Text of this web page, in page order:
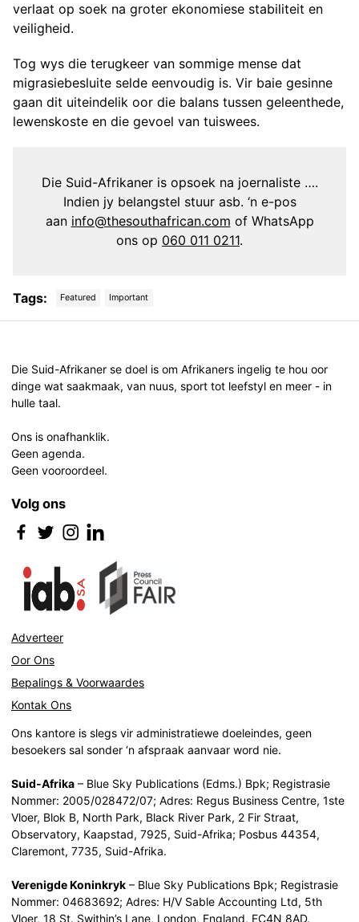
verlaat op soek na groter ekonomiese stabiliteit en
veiligheid.
Tog wys die terugkeer van sommige mense dat
migrasiebesluite selde eenvoudig is. Vir baie gesinne
gaan dit uiteindelik oor die balans tussen geleenthede,
lewenskoste en die gevoel van tuiswees.
Die Suid-Afrikaner is opsoek na joernaliste ….
Indien jy belangstel stuur asb. ‘n e-pos
aan info@thesouthafrican.com of WhatsApp
ons op 060 011 0211.
Tags: Featured Important
Die Suid-Afrikaner se doel is om Afrikaners ingelig te hou oor
dinge wat saakmaak, van nuus, sport tot leefstyl en meer - in
hulle taal.
Ons is onafhanklik.
Geen agenda.
Geen vooroordeel.
Volg ons
Adverteer
Oor Ons
Bepalings & Voorwaardes
Kontak Ons
Ons kantore is slegs vir administratiewe doeleindes, geen
besoekers sal sonder ‘n afspraak aanvaar word nie.
Suid-Afrika – Blue Sky Publications (Edms.) Bpk; Registrasie
Nommer: 2005/028472/07; Adres: Regus Business Centre, 1ste
Vloer, Blok B, North Park, Black River Park, 2 Fir Straat,
Observatory, Kaapstad, 7925, Suid-Afrika; Posbus 44354,
Claremont, 7735, Suid-Afrika.
Verenigde Koninkryk – Blue Sky Publications Bpk; Registrasie
Nommer: 04683692; Adres: H/V Sable Accounting Ltd, 5th
Vloer, 18 St. Swithin’s Lane, London, England, EC4N 8AD.